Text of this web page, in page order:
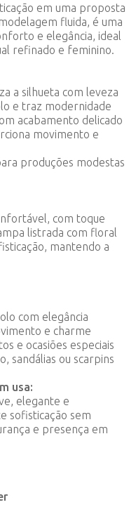
em uma proposta
fluida, é uma
e elegância, ideal
refinado e feminino.
a silhueta com leveza
e traz modernidade
acabamento delicado
movimento e
produções modestas
com toque
listrada com floral
mantendo a
com elegância
e charme
e ocasiões especiais
sandálias ou scarpins
usa:
elegante e
sofisticação sem
e presença em